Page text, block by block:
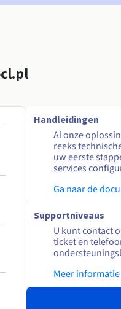
Handleidingen
Al onze
reeks
uw eerste
services
Ga naar de
Supportniveaus
U kunt contact
ticket en
Meer informatie